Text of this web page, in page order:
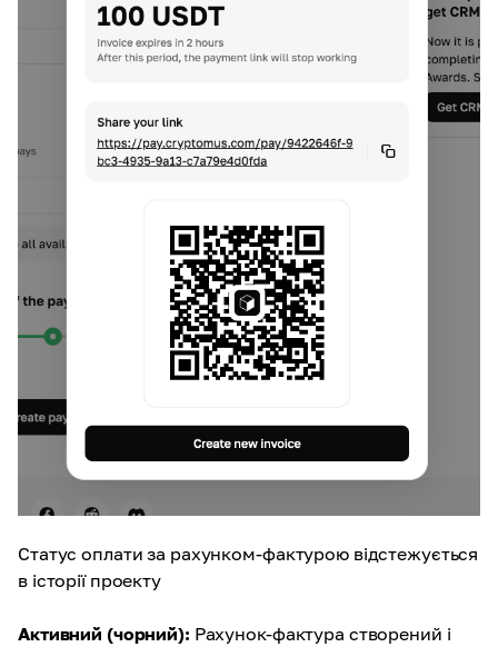
Статус оплати за рахунком-фактурою відстежується
в історії проекту
Активний (чорний): Рахунок-фактура створений і